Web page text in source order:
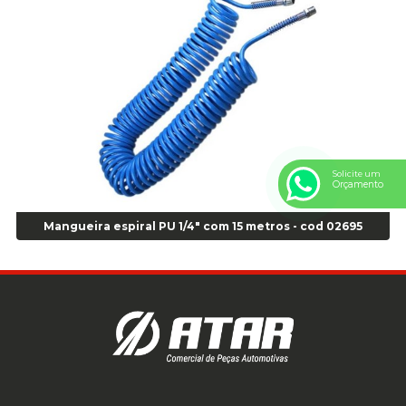
Anel Centralizador Renault 4pçs - Marrom - Cod 01467
Anel Centralizador Toyota 4pçs - Preto - Cod 01335
Anel Centralizador VW 4pçs - Laranja - Cod 00520
Anel de vedação Jumbo OR-224 TG - Cod: 03749
Anel de vedação Jumbo OR-449 Cod: 03752
Anel p/ montagem de pneu s/cam aro 22,5 - Cod 00166
Anel para Montagem do Pneu Sem Câmara Aro 24,5 - Cod 02935
Anel para Vedação OR 25 - Cod 01766
Anel para Vedação OR 325 - Cod 03390
Anel para Vedação OR 325 Nacional -Cod 01768
Anel para Vedação OR 329 - Cod 01769
Anel para Vedação OR 335 Importado - Cod 01771
Anel para Vedação OR 339 - Cod 01772
Anel para Vedação OR 345 - Cod 01773
Mangueira espiral PU 1/4" com 15 metros - cod 02695
Solicite um
Orçamento